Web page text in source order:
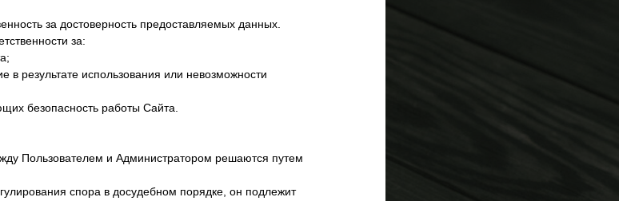
за достоверность предоставляемых данных.
за:
в результате использования или невозможности
безопасность работы Сайта.
Пользователем и Администратором решаются путем
спора в досудебном порядке, он подлежит